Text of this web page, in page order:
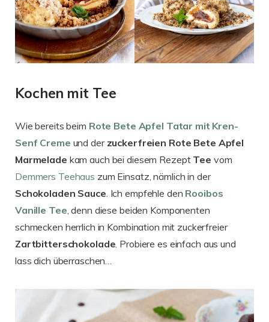
Kochen mit Tee
Wie bereits beim Rote Bete Apfel Tatar mit Kren-
Senf Creme und der zuckerfreien Rote Bete Apfel
Marmelade kam auch bei diesem Rezept Tee vom
Demmers Teehaus zum Einsatz, nämlich in der
Schokoladen Sauce . Ich empfehle den Rooibos
Vanille Tee , denn diese beiden Komponenten
schmecken herrlich in Kombination mit zuckerfreier
Zartbitterschokolade . Probiere es einfach aus und
lass dich überraschen…